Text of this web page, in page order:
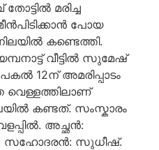
മരിച്ച
പോയ
കണ്ടെത്തി.
വീട്ടിൽ സുമേഷ്
12ന്‌ അമരിപ്പാടം
വെള്ളത്തിലാണ്‌
കണ്ടത്‌. സംസ്കാരം
അച്ഛൻ:
സഹോദരൻ: സുധീഷ്.